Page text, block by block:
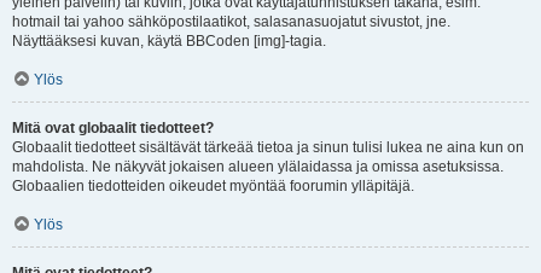
hotmail tai yahoo sähköpostilaatikot, salasanasuojatut sivustot, jne.
Näyttääksesi kuvan, käytä BBCoden [img]-tagia.
Ylös
Mitä ovat globaalit tiedotteet?
Globaalit tiedotteet sisältävät tärkeää tietoa ja sinun tulisi lukea ne aina kun on
mahdolista. Ne näkyvät jokaisen alueen ylälaidassa ja omissa asetuksissa.
Globaalien tiedotteiden oikeudet myöntää foorumin ylläpitäjä.
Ylös